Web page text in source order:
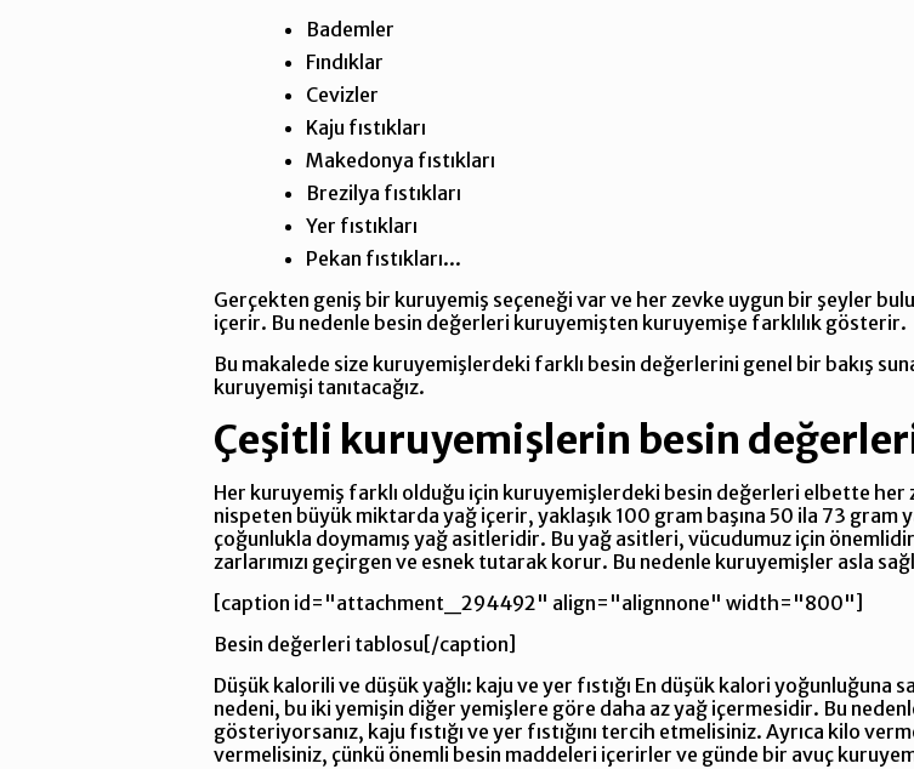
Bademler
Fındıklar
Cevizler
Kaju fıstıkları
Makedonya fıstıkları
Brezilya fıstıkları
Yer fıstıkları
Pekan fıstıkları...
Gerçekten geniş bir kuruyemiş seçeneği var ve her zevke uygun bir şeyler
içerir. Bu nedenle besin değerleri kuruyemişten kuruyemişe farklılık gösterir.
Bu makalede size kuruyemişlerdeki farklı besin değerlerini genel bir bakış
kuruyemişi tanıtacağız.
Çeşitli kuruyemişlerin besin
Her kuruyemiş farklı olduğu için kuruyemişlerdeki besin değerleri elbette her
nispeten büyük miktarda yağ içerir, yaklaşık 100 gram başına 50 ila 73
çoğunlukla doymamış yağ asitleridir. Bu yağ asitleri, vücudumuz için
zarlarımızı geçirgen ve esnek tutarak korur. Bu nedenle kuruyemişler asla
[caption id="attachment_294492" align="alignnone" width="800"]
Besin değerleri tablosu[/caption]
Düşük kalorili ve düşük yağlı: kaju ve yer fıstığı En düşük kalori yoğunluğuna
nedeni, bu iki yemişin diğer yemişlere göre daha az yağ içermesidir. Bu
gösteriyorsanız, kaju fıstığı ve yer fıstığını tercih etmelisiniz. Ayrıca kilo
vermelisiniz, çünkü önemli besin maddeleri içerirler ve günde bir avuç